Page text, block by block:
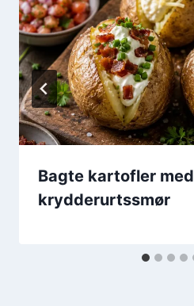
Bagte kartofler med
krydderurtssmør